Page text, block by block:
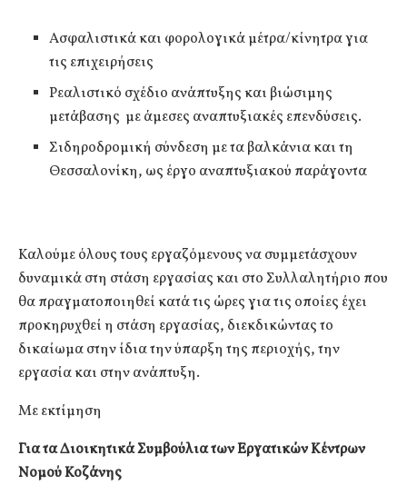
Ασφαλιστικά και φορολογικά μέτρα/κίνητρα για
τις επιχειρήσεις
Ρεαλιστικό σχέδιο ανάπτυξης και βιώσιμης
μετάβασης με άμεσες αναπτυξιακές επενδύσεις.
Σιδηροδρομική σύνδεση με τα βαλκάνια και τη
Θεσσαλονίκη, ως έργο αναπτυξιακού παράγοντα
Καλούμε όλους τους εργαζόμενους να συμμετάσχουν
δυναμικά στη στάση εργασίας και στο Συλλαλητήριο που
θα πραγματοποιηθεί κατά τις ώρες για τις οποίες έχει
προκηρυχθεί η στάση εργασίας, διεκδικώντας το
δικαίωμα στην ίδια την ύπαρξη της περιοχής, την
εργασία και στην ανάπτυξη.
Με εκτίμηση
Για τα Διοικητικά Συμβούλια των Εργατικών Κέντρων
Νομού Κοζάνης